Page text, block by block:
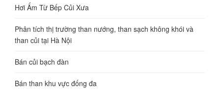
Hơi Ấm Từ Bếp Củi Xưa
Phân tích thị trường than nướng, than sạch không khói và
than củi tại Hà Nội
Bán củi bạch đàn
Bán than khu vực đống đa